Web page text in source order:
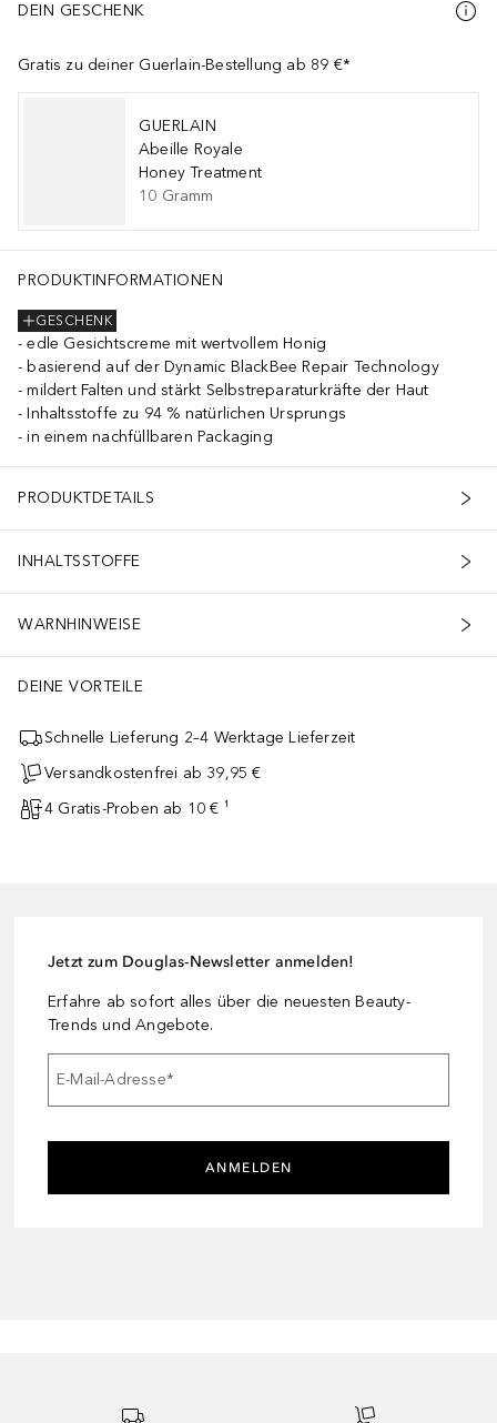
DEIN GESCHENK
Gratis zu deiner Guerlain-Bestellung ab 89 €*
GUERLAIN
Abeille Royale
Honey Treatment
10 Gramm
PRODUKTINFORMATIONEN
GESCHENK
edle Gesichtscreme mit wertvollem Honig
basierend auf der Dynamic BlackBee Repair Technology
mildert Falten und stärkt Selbstreparaturkräfte der Haut
Inhaltsstoffe zu 94 % natürlichen Ursprungs
in einem nachfüllbaren Packaging
PRODUKTDETAILS
INHALTSSTOFFE
WARNHINWEISE
DEINE VORTEILE
Schnelle Lieferung 2–4 Werktage Lieferzeit
Versandkostenfrei ab 39,95 €
4 Gratis-Proben ab 10 € ¹
Jetzt zum Douglas-Newsletter anmelden!
Erfahre ab sofort alles über die neuesten Beauty-
Trends und Angebote.
E-Mail-Adresse*
ANMELDEN